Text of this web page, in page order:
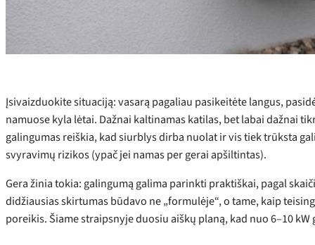
Įsivaizduokite situaciją: vasarą pagaliau pasikeitėte langus,
namuose kyla lėtai. Dažnai kaltinamas katilas, bet labai dažnai
galingumas reiškia, kad siurblys dirba nuolat ir vis tiek trūksta
svyravimų rizikos (ypač jei namas per gerai apšiltintas).
Gera žinia tokia: galingumą galima parinkti praktiškai, pagal
didžiausias skirtumas būdavo ne „formulėje“, o tame, kaip
poreikis. Šiame straipsnyje duosiu aiškų planą, kad nuo 6–10